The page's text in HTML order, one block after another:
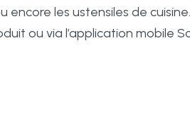
encore les ustensiles de
ou via l’application mobile